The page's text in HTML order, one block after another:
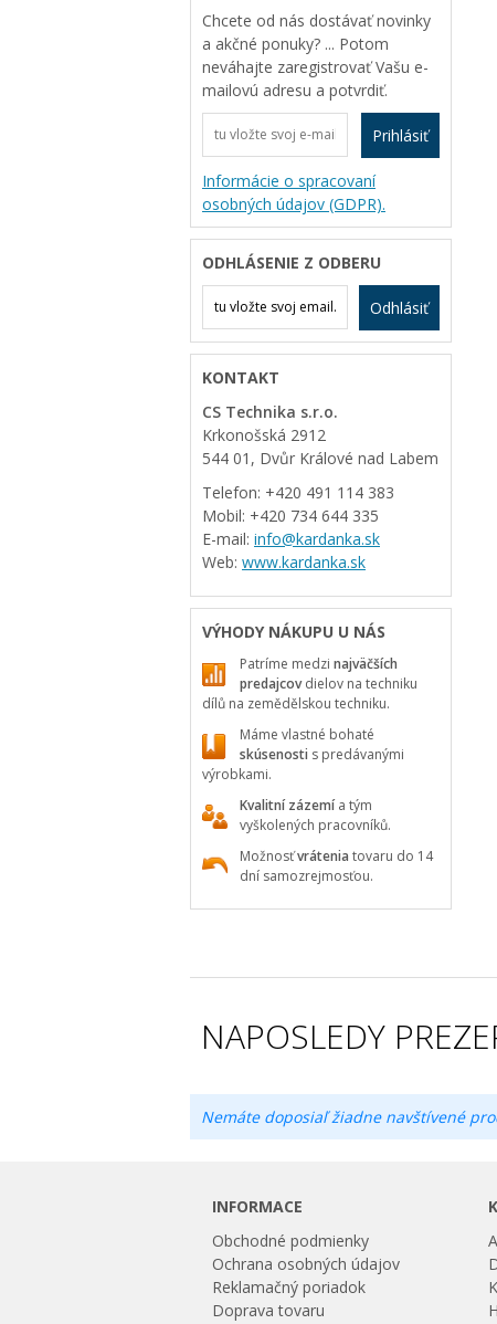
Chcete od nás dostávať novinky
a akčné ponuky? ... Potom
neváhajte zaregistrovať Vašu e-
mailovú adresu a potvrdiť.
Prihlásiť
Informácie o spracovaní
osobných údajov (GDPR).
ODHLÁSENIE Z ODBERU
Odhlásiť
KONTAKT
CS Technika s.r.o.
Krkonošská 2912
544 01, Dvůr Králové nad Labem
Telefon: +420 491 114 383
Mobil: +420 734 644 335
E-mail: info@kardanka.sk
Web: www.kardanka.sk
VÝHODY NÁKUPU U NÁS
Patríme medzi najväčších
predajcovdielov na techniku
dílů na zemědělskou techniku.
Máme vlastné bohaté
skúsenosti s predávanými
výrobkami.
Kvalitní zázemía tým
vyškolených pracovníků.
Možnosťvrátenia tovaru do 14
dní samozrejmosťou.
NAPOSLEDY
Nemáte doposiaľ žiadne navštívené
INFORMACE
Obchodné podmienky
Ochrana osobných údajov
Reklamačný poriadok
Doprava tovaru